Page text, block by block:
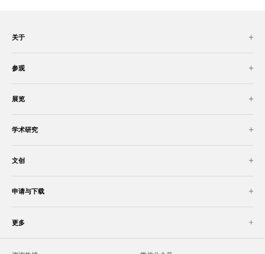
关于
参观
展览
学术研究
文创
申请与下载
更多